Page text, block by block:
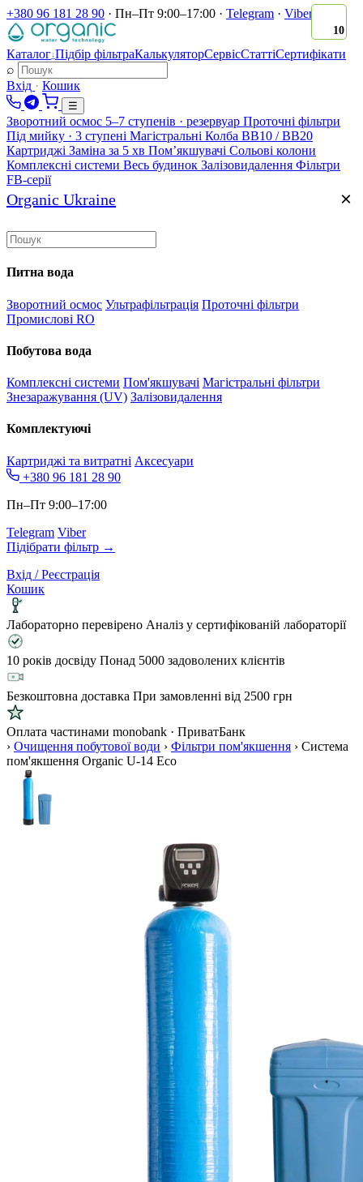
+380 96 181 28 90 · Пн–Пт 9:00–17:00 · Telegram · Viber
Каталог↓Підбір фільтраКалькуляторСервісСтаттіСертифікати
⌕
Вхід · Кошик
☰
Зворотний осмос 5–7 ступенів · резервуар Проточні фільтри
Під мийку · 3 ступені Магістральні Колба BB10 / BB20
Картриджі Заміна за 5 хв Помʼякшувачі Сольові колони
Комплексні системи Весь будинок Залізовидалення Фільтри
FB-серії
Organic Ukraine ×
Питна вода
Зворотний осмос Ультрафільтрація Проточні фільтри
Промислові RO
Побутова вода
Комплексні системи Пом'якшувачі Магістральні фільтри
Знезаражування (UV) Залізовидалення
Комплектуючі
Картриджі та витратні Аксесуари
+380 96 181 28 90
Пн–Пт 9:00–17:00
Telegram Viber
Підібрати фільтр →
Вхід / Реєстрація
Кошик
Лабораторно перевірено Аналіз у сертифікованій лабораторії
10 років досвіду Понад 5000 задоволених клієнтів
Безкоштовна доставка При замовленні від 2500 грн
Оплата частинами monobank · ПриватБанк
› Очищення побутової води › Фільтри пом'якшення › Система
пом'якшення Organic U-14 Eco
10